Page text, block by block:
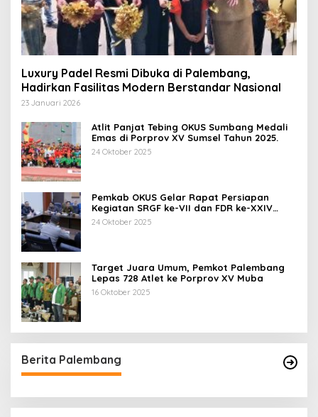
Luxury Padel Resmi Dibuka di Palembang,
Hadirkan Fasilitas Modern Berstandar Nasional
23 Januari 2026
Atlit Panjat Tebing OKUS Sumbang Medali
Emas di Porprov XV Sumsel Tahun 2025.
24 Oktober 2025
Pemkab OKUS Gelar Rapat Persiapan
Kegiatan SRGF ke-VII dan FDR ke-XXIV
Tahun 2025
24 Oktober 2025
Target Juara Umum, Pemkot Palembang
Lepas 728 Atlet ke Porprov XV Muba
16 Oktober 2025
Berita Palembang